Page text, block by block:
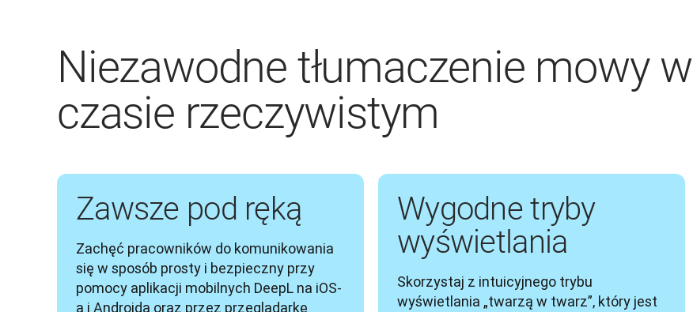
Niezawodne tłumaczenie mowy w
czasie rzeczywistym
Zawsze pod ręką
Zachęć pracowników do komunikowania
się w sposób prosty i bezpieczny przy
pomocy aplikacji mobilnych DeepL na iOS-
a i Androida oraz przez przeglądarkę
Wygodne tryby
wyświetlania
Skorzystaj z intuicyjnego trybu
wyświetlania „twarzą w twarz”, który jest